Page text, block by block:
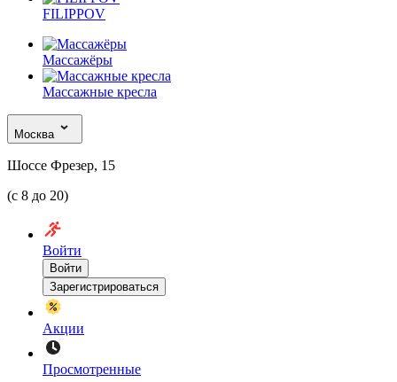
FILIPPOV
Массажёры
Массажные кресла
Москва
Шоссе Фрезер, 15
(с 8 до 20)
Войти
Войти
Зарегистрироваться
Акции
Просмотренные